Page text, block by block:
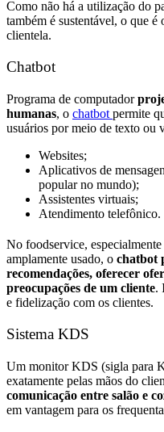
Como não há a utilização do
também é sustentável, o que
clientela.
Chatbot
Programa de computador
humanas, o chatbot permite
usuários por meio de texto ou
Websites;
Aplicativos de
popular no mundo);
Assistentes virtuais;
Atendimento telefônico.
No foodservice,
amplamente usado, o chatbot
recomendações, oferecer
preocupações de um cliente.
e fidelização com os clientes.
Sistema KDS
Um monitor KDS (sigla para
exatamente pelas mãos do
comunicação entre salão e
em vantagem para os